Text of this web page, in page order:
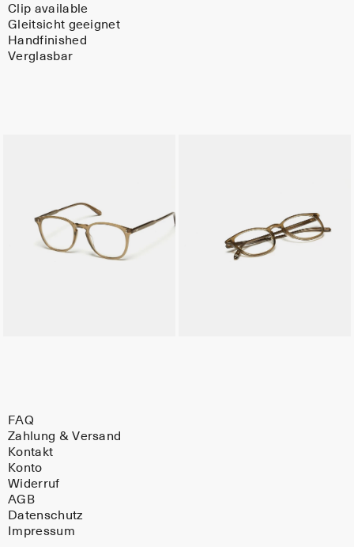
Clip available
Gleitsicht geeignet
Handfinished
Verglasbar
FAQ
Zahlung & Versand
Kontakt
Konto
Widerruf
AGB
Datenschutz
Impressum